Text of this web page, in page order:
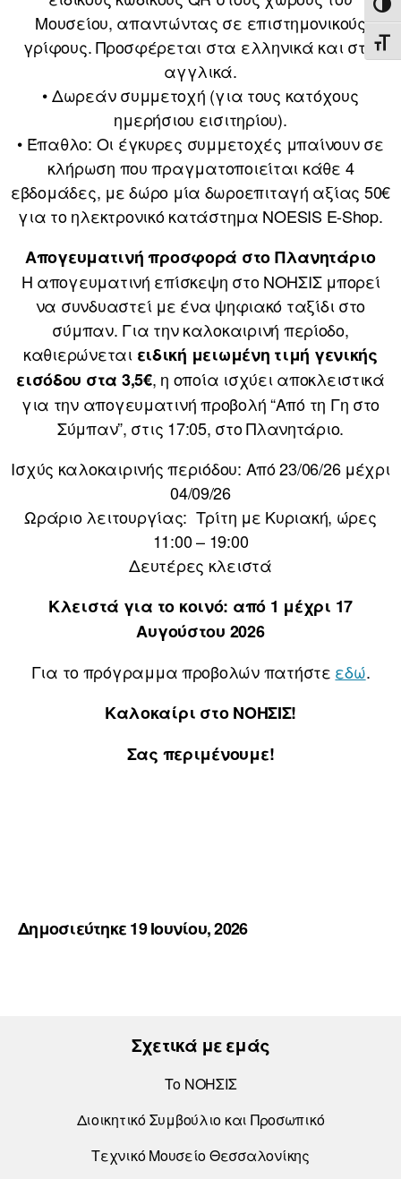
Μουσείου, απαντώντας σε επιστημονικούς
γρίφους. Προσφέρεται στα ελληνικά και στα
αγγλικά.
• Δωρεάν συμμετοχή (για τους κατόχους
ημερήσιου εισιτηρίου).
• Έπαθλο: Οι έγκυρες συμμετοχές μπαίνουν σε
κλήρωση που πραγματοποιείται κάθε 4
εβδομάδες, με δώρο μία δωροεπιταγή αξίας 50€
για το ηλεκτρονικό κατάστημα NOESIS E-Shop.
Απογευματινή προσφορά στο Πλανητάριο
Η απογευματινή επίσκεψη στο ΝΟΗΣΙΣ μπορεί
να συνδυαστεί με ένα ψηφιακό ταξίδι στο
σύμπαν. Για την καλοκαιρινή περίοδο,
καθιερώνεται ειδική μειωμένη τιμή γενικής
εισόδου στα 3,5€, η οποία ισχύει αποκλειστικά
για την απογευματινή προβολή “Από τη Γη στο
Σύμπαν”, στις 17:05, στο Πλανητάριο.
Ισχύς καλοκαιρινής περιόδου: Από 23/06/26 μέχρι
04/09/26
Ωράριο λειτουργίας: Τρίτη με Κυριακή, ώρες
11:00 – 19:00
Δευτέρες κλειστά
Κλειστά για το κοινό: από 1 μέχρι 17
Αυγούστου 2026
Για το πρόγραμμα προβολών πατήστε εδώ.
Καλοκαίρι στο ΝΟΗΣΙΣ!
Σας περιμένουμε!
Δημοσιεύτηκε 19 Ιουνίου, 2026
Σχετικά με εμάς
Το ΝΟΗΣΙΣ
Διοικητικό Συμβούλιο και Προσωπικό
Τεχνικό Μουσείο Θεσσαλονίκης